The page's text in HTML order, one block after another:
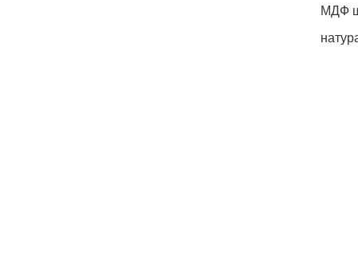
МДФ